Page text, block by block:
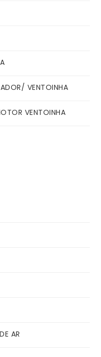
VENTOINHA
VENTOINHA
AR